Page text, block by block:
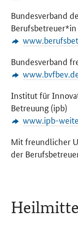
Bundesverband
Bundesverband
Institut für
Betreuung (ipb)
www.ipb-
Mit freundlicher
der